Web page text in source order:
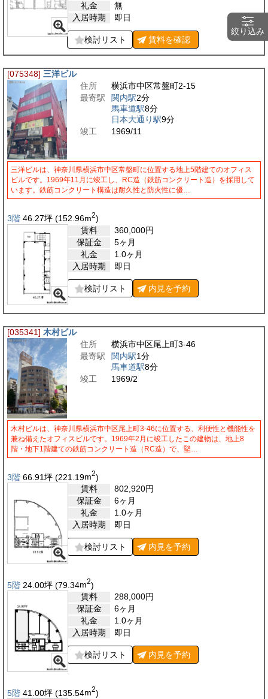
礼金
無
入居時期
即日
検討リスト 賃料を確認
[075348] 三洋ビル
住所
横浜市中区常盤町2-15
最寄駅
関内駅2分
馬車道駅8分
日本大通り駅9分
竣工
1969/11
三洋ビルは、神奈川県横浜市中区常盤町に位置する地上5階建てのオフィス
ビルです。1969年11月に竣工し、RC造（鉄筋コンクリート造）を採用して
います。鉄筋コンクリート構造は耐久性と防火性に優…
3階 46.27坪 (152.96m2)
賃料
360,000円
保証金
5ヶ月
礼金
1.0ヶ月
入居時期
即日
検討リスト 内見を予約
[035341] 木村ビル
住所
横浜市中区尾上町3-46
最寄駅
関内駅1分
馬車道駅8分
竣工
1969/2
木村ビルは、神奈川県横浜市中区尾上町3-46に位置する、利便性と機能性を
兼ね備えたオフィスビルです。1969年2月に竣工したこの建物は、地上8
階・地下1階建ての鉄筋コンクリート造（RC造）で、堅…
3階 66.91坪 (221.19m2)
賃料
802,920円
保証金
6ヶ月
礼金
1.0ヶ月
入居時期
即日
検討リスト 内見を予約
5階 24.00坪 (79.34m2)
賃料
288,000円
保証金
6ヶ月
礼金
1.0ヶ月
入居時期
即日
検討リスト 内見を予約
5階 41.00坪 (135.54m2)
絞り込み